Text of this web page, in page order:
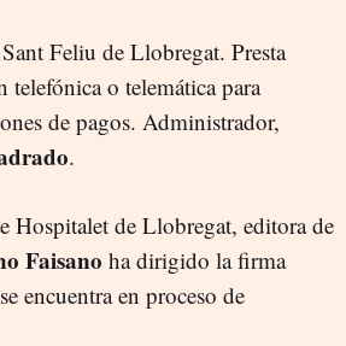
Feliu de Llobregat. Presta
telefónica o telemática para
de pagos. Administrador,
.
Hospitalet de Llobregat, editora de
Faisano ha dirigido la firma
encuentra en proceso de